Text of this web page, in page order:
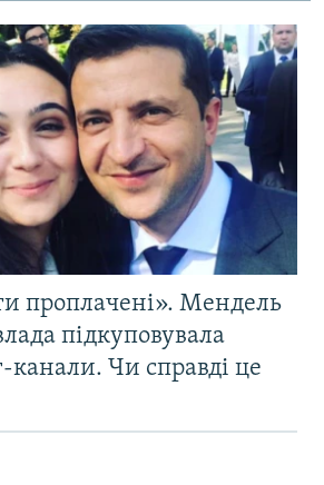
проплачені». Мендель
підкуповувала
канали. Чи справді це